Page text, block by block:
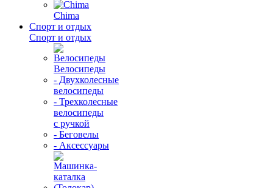
Chima
Спорт и отдых
Спорт и отдых
Велосипеды
- Двухколесные
велосипеды
- Трехколесные
велосипеды
с ручкой
- Беговелы
- Аксессуары